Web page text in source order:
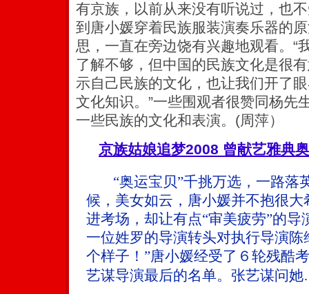
有京族，以前从来没有听说过，也
到唐小媛穿着民族服装演奏乐器的
思，一直在旁边饶有兴趣地观看。“
了解不够，但中国的民族文化是很
示自己民族的文化，也让我们开了
文化知识。”一些围观者很赞同杨先
一些民族的文化和表演。(周萍）
京族姑娘追梦2008 曾献艺雅典
“奥运宝贝”千挑万选，一路落
候，美女如云，唐小媛并不抱很
进考场，却让有点“审美疲劳”的
一位姓罗的导演转头对执行导演
个样子！”唐小媛经受了６轮残酷
艺谋导演最后的名单。张艺谋问